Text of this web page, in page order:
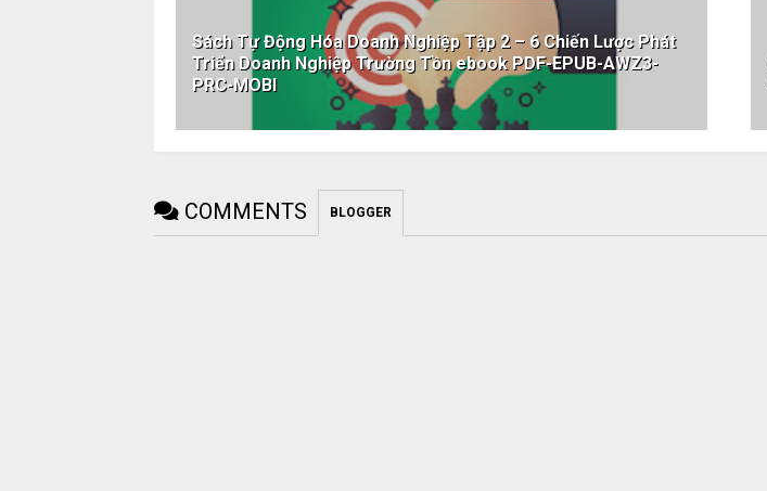
Sách Tự Động Hóa Doanh Nghiệp Tập 2 – 6 Chiến Lược Phát
Triển Doanh Nghiệp Trường Tồn ebook PDF-EPUB-AWZ3-
PRC-MOBI
COMMENTS BLOGGER